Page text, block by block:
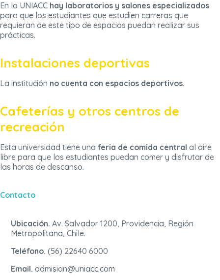
En la UNIACC hay laboratorios y salones especializados
para que los estudiantes que estudien carreras que
requieran de este tipo de espacios puedan realizar sus
prácticas.
Instalaciones deportivas
La institución no cuenta con espacios deportivos.
Cafeterías y otros centros de
recreación
Esta universidad tiene una feria de comida central al aire
libre para que los estudiantes puedan comer y disfrutar de
las horas de descanso.
Contacto
Ubicación.Av. Salvador 1200, Providencia, Región
Metropolitana, Chile.
Teléfono.(56) 22640 6000
Email.admision@uniacc.com